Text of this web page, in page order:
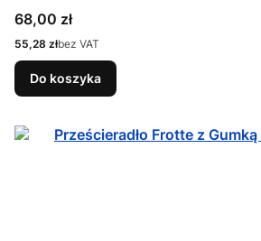
Cena
68,00 zł
Cena
55,28 złbez VAT
Do koszyka